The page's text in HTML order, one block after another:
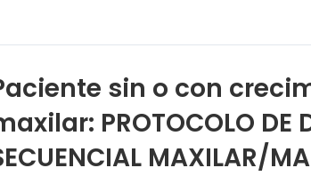
sin o con
PROTOCOLO DE
MAXILAR/